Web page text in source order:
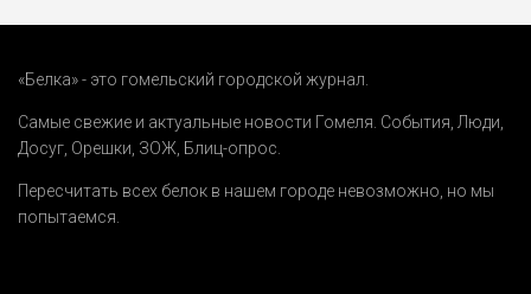
«Белка» - это гомельский городской журнал.
Самые свежие и актуальные новости Гомеля. События,Люди,
Досуг, Орешки, ЗОЖ, Блиц-опрос.
Пересчитать всех белок в нашем городе невозможно, но мы
попытаемся.